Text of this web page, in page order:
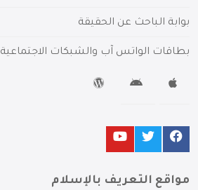
بوابة الباحث عن الحقيقة
بطاقات الواتس آب والشبكات الاجتماعية
مواقع التعريف بالإسلام